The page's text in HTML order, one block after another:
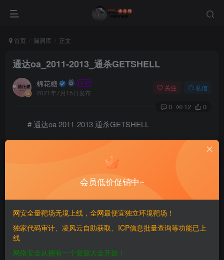
首页 漏洞库 正文
通达oa_2011-2013_通杀GETSHELL
棉花糖
2021年7月15日发布
关注 私信
0 12 0
# 通达oa 2011-2013 通杀GETSHELL
二、漏洞影响
————
2011、2013版本
会员低价促销中~
网安全量靶场无境上线，全网最便宜独立环境靶场！
独家代码审计、凌风云自助获取、ICP信息批量查询等功能已上
线
网络安全从拥有一个资源大全开始！